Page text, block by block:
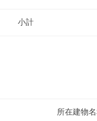
小計
所在建物